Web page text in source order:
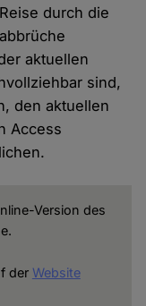
durch die
aktuellen
sind,
den aktuellen
Access
Version des
der Website